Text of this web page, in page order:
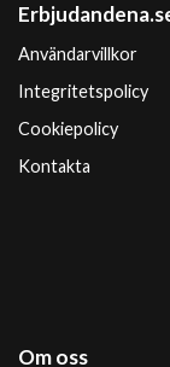
Användarvillkor
Integritetspolicy
Cookiepolicy
Kontakta
Om oss